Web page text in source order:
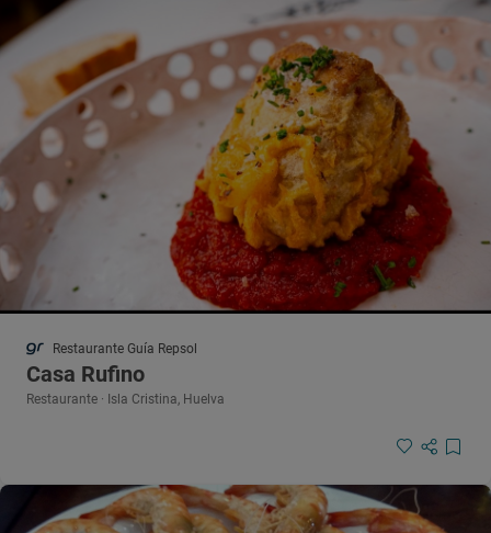
Restaurante Guía Repsol
Casa Rufino
Restaurante · Isla Cristina, Huelva